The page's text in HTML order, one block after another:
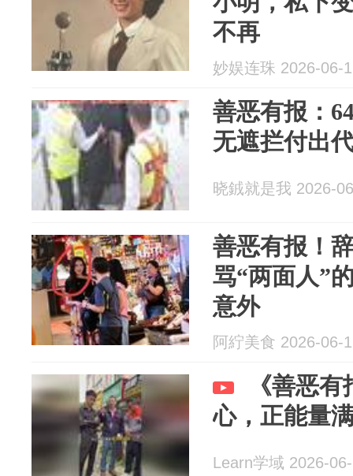
不再
妙娱连珠 2026-06-
善恶有报：
无遮拦付出
晓銊就是我 2026-
善恶有报！
骂“两面人”
意外
阿紵美食 2026-06-
《善恶
心，正能量
Learn学域 2026-